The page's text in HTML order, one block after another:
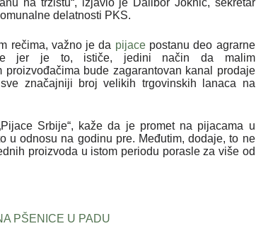
delatnosti PKS.
rečima, važno je da pijacepostanu deo agrarne
jer je to, ističe, jedini način da malim
proizvođačima bude zagarantovan kanal prodaje
značajniji broj velikih trgovinskih lanaca na
Srbije“, kaže da je promet na pijacama u
u odnosu na godinu pre. Međutim, dodaje, to ne
proizvoda u istom periodu porasle za više od
PŠENICE U PADU